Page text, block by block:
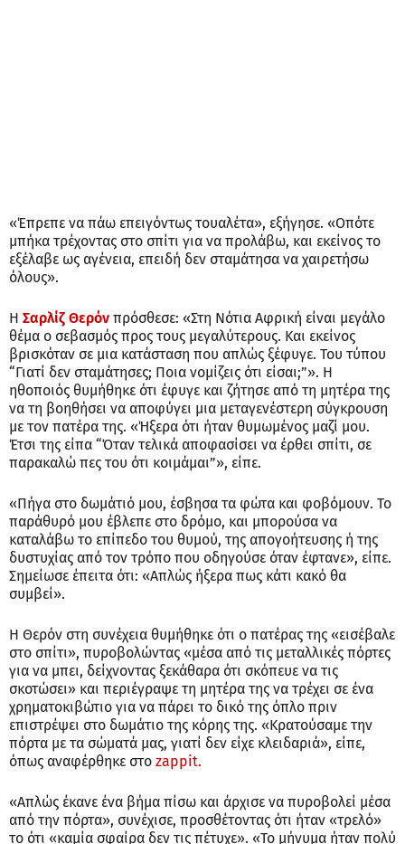
«Έπρεπε να πάω επειγόντως τουαλέτα», εξήγησε. «Οπότε
μπήκα τρέχοντας στο σπίτι για να προλάβω, και εκείνος το
εξέλαβε ως αγένεια, επειδή δεν σταμάτησα να χαιρετήσω
όλους».
Η Σαρλίζ Θερόν πρόσθεσε: «Στη Νότια Αφρική είναι μεγάλο
θέμα ο σεβασμός προς τους μεγαλύτερους. Και εκείνος
βρισκόταν σε μια κατάσταση που απλώς ξέφυγε. Του τύπου
“Γιατί δεν σταμάτησες; Ποια νομίζεις ότι είσαι;”». Η
ηθοποιός θυμήθηκε ότι έφυγε και ζήτησε από τη μητέρα της
να τη βοηθήσει να αποφύγει μια μεταγενέστερη σύγκρουση
με τον πατέρα της. «Ήξερα ότι ήταν θυμωμένος μαζί μου.
Έτσι της είπα “Όταν τελικά αποφασίσει να έρθει σπίτι, σε
παρακαλώ πες του ότι κοιμάμαι”», είπε.
«Πήγα στο δωμάτιό μου, έσβησα τα φώτα και φοβόμουν. Το
παράθυρό μου έβλεπε στο δρόμο, και μπορούσα να
καταλάβω το επίπεδο του θυμού, της απογοήτευσης ή της
δυστυχίας από τον τρόπο που οδηγούσε όταν έφτανε», είπε.
Σημείωσε έπειτα ότι: «Απλώς ήξερα πως κάτι κακό θα
συμβεί».
Η Θερόν στη συνέχεια θυμήθηκε ότι ο πατέρας της «εισέβαλε
στο σπίτι», πυροβολώντας «μέσα από τις μεταλλικές πόρτες
για να μπει, δείχνοντας ξεκάθαρα ότι σκόπευε να τις
σκοτώσει» και περιέγραψε τη μητέρα της να τρέχει σε ένα
χρηματοκιβώτιο για να πάρει το δικό της όπλο πριν
επιστρέψει στο δωμάτιο της κόρης της. «Κρατούσαμε την
πόρτα με τα σώματά μας, γιατί δεν είχε κλειδαριά», είπε,
όπως αναφέρθηκε στο zappit.
«Απλώς έκανε ένα βήμα πίσω και άρχισε να πυροβολεί μέσα
από την πόρτα», συνέχισε, προσθέτοντας ότι ήταν «τρελό»
το ότι «καμία σφαίρα δεν τις πέτυχε». «Το μήνυμα ήταν πολύ